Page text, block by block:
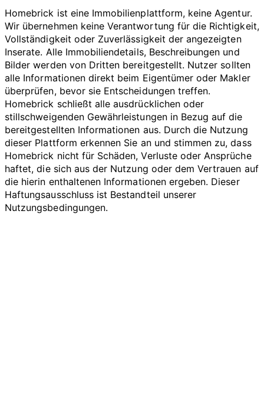
Homebrick ist eine Immobilienplattform, keine Agentur.
Wir übernehmen keine Verantwortung für die Richtigkeit,
Vollständigkeit oder Zuverlässigkeit der angezeigten
Inserate. Alle Immobiliendetails, Beschreibungen und
Bilder werden von Dritten bereitgestellt. Nutzer sollten
alle Informationen direkt beim Eigentümer oder Makler
überprüfen, bevor sie Entscheidungen treffen.
Homebrick schließt alle ausdrücklichen oder
stillschweigenden Gewährleistungen in Bezug auf die
bereitgestellten Informationen aus. Durch die Nutzung
dieser Plattform erkennen Sie an und stimmen zu, dass
Homebrick nicht für Schäden, Verluste oder Ansprüche
haftet, die sich aus der Nutzung oder dem Vertrauen auf
die hierin enthaltenen Informationen ergeben. Dieser
Haftungsausschluss ist Bestandteil unserer
Nutzungsbedingungen.